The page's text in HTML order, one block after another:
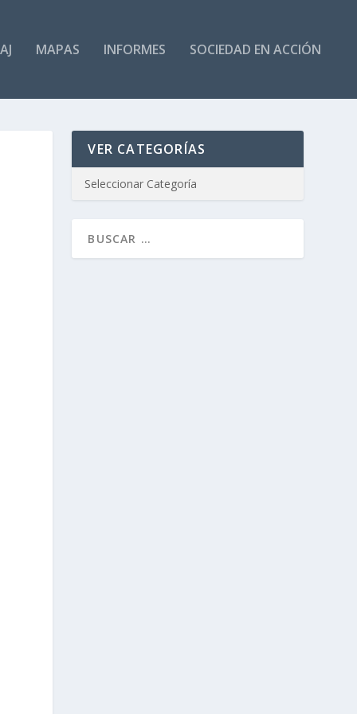
MAPAS INFORMES SOCIEDAD EN ACCIÓN
VER CATEGORÍAS